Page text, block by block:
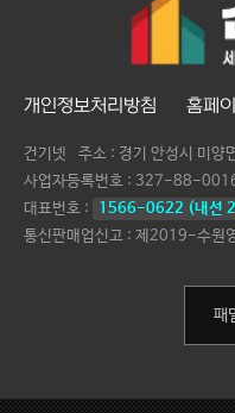
개인정보처리방침 홈페
건기넷
주소 : 경기 안성시 미양
사업자등록번호 : 327-88-
대표번호 :
1566-0622 (내선
통신판매업신고 : 제2019-수원